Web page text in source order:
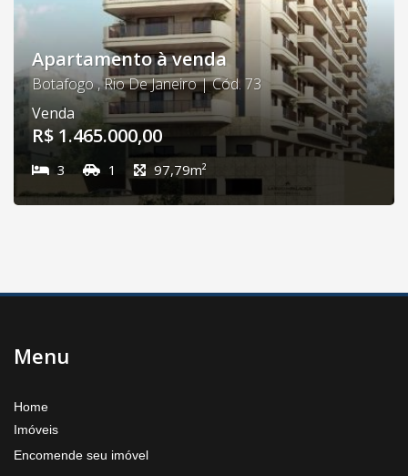
Apartamento à venda
Botafogo , Rio De Janeiro | Cód. 73
Venda
R$ 1.465.000,00
3 1 97,79m²
Menu
Home
Imóveis
Encomende seu imóvel